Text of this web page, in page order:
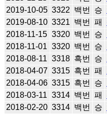
2019-10-05 3322 백번 승
2019-08-10 3321 백번 패
2018-11-15 3320 백번 승
2018-11-01 3320 백번 승
2018-08-11 3318 흑번 승
2018-04-07 3315 흑번 패
2018-04-06 3315 흑번 승
2018-03-11 3314 백번 패
2018-02-20 3314 백번 승